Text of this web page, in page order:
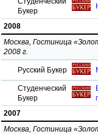
Букер
2008
Москва, Гостиница
2008 г.
Русский Букер
Студенческий
Букер
2007
Москва, Гостиница